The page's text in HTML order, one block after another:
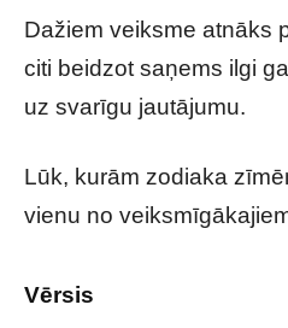
Dažiem veiksme atnāks
citi beidzot saņems ilgi
uz svarīgu jautājumu.
Lūk, kurām zodiaka
vienu no
Vērsis